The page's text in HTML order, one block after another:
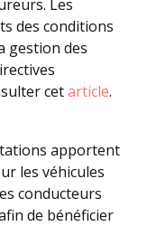
Les
des conditions
gestion des
cetarticle.
apportent
les véhicules
conducteurs
de bénéficier